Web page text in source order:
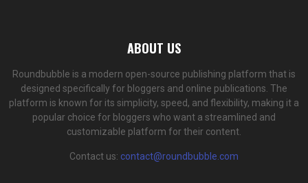
ABOUT US
Roundbubble is a modern open-source publishing platform that is
designed specifically for bloggers and online publications. The
platform is known for its simplicity, speed, and flexibility, making it a
popular choice for bloggers who want a streamlined and
customizable platform for their content.
Contact us: contact@roundbubble.com